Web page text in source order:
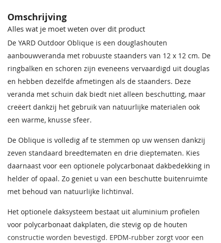
Incl. glasschuifwand Zonder glasschuifwand
Plaatsing Aanbouw
Breedte 500 cm
Breedte x Diepte 500 x 350 cm
Breedte ( cm ) 500
Hoogte 258,8 cm
Buitenmaat 536,5 x 344,2 cm
Omschrijving
Alles wat je moet weten over dit product
De YARD Outdoor Oblique is een douglashouten
aanbouwveranda met robuuste staanders van 12 x 12 cm. De
ringbalken en schoren zijn eveneens vervaardigd uit douglas
en hebben dezelfde afmetingen als de staanders. Deze
veranda met schuin dak biedt niet alleen beschutting, maar
creëert dankzij het gebruik van natuurlijke materialen ook
een warme, knusse sfeer.
De Oblique is volledig af te stemmen op uw wensen dankzij
zeven standaard breedtematen en drie dieptematen. Kies
daarnaast voor een optionele polycarbonaat dakbedekking in
helder of opaal. Zo geniet u van een beschutte buitenruimte
met behoud van natuurlijke lichtinval.
Het optionele daksysteem bestaat uit aluminium profielen
voor polycarbonaat dakplaten, die stevig op de houten
constructie worden bevestigd. EPDM-rubber zorgt voor een